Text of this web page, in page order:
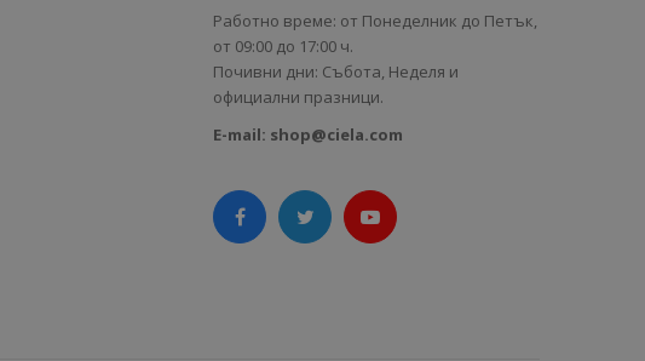
Работно време: от Понеделник до Петък,
от 09:00 до 17:00 ч.
Почивни дни: Събота, Неделя и
официални празници.
E-mail: shop@ciela.com